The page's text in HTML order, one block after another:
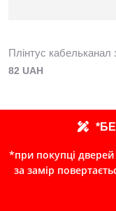
Плінтус
82 UAH
*при покупці
за замір